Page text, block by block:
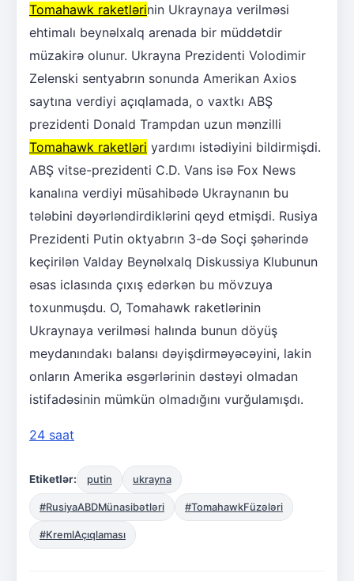
Tomahawk raketlərinin Ukraynaya verilməsi
ehtimalı beynəlxalq arenada bir müddətdir
müzakirə olunur. Ukrayna Prezidenti Volodimir
Zelenski sentyabrın sonunda Amerikan Axios
saytına verdiyi açıqlamada, o vaxtkı ABŞ
prezidenti Donald Trampdan uzun mənzilli
Tomahawk raketləri yardımı istədiyini bildirmişdi.
ABŞ vitse-prezidenti C.D. Vans isə Fox News
kanalına verdiyi müsahibədə Ukraynanın bu
tələbini dəyərləndirdiklərini qeyd etmişdi. Rusiya
Prezidenti Putin oktyabrın 3-də Soçi şəhərində
keçirilən Valday Beynəlxalq Diskussiya Klubunun
əsas iclasında çıxış edərkən bu mövzuya
toxunmuşdu. O, Tomahawk raketlərinin
Ukraynaya verilməsi halında bunun döyüş
meydanındakı balansı dəyişdirməyəcəyini, lakin
onların Amerika əsgərlərinin dəstəyi olmadan
istifadəsinin mümkün olmadığını vurğulamışdı.
24 saat
Etiketlər: putin ukrayna
#RusiyaABDMünasibətləri #TomahawkFüzələri
#KremlAçıqlaması